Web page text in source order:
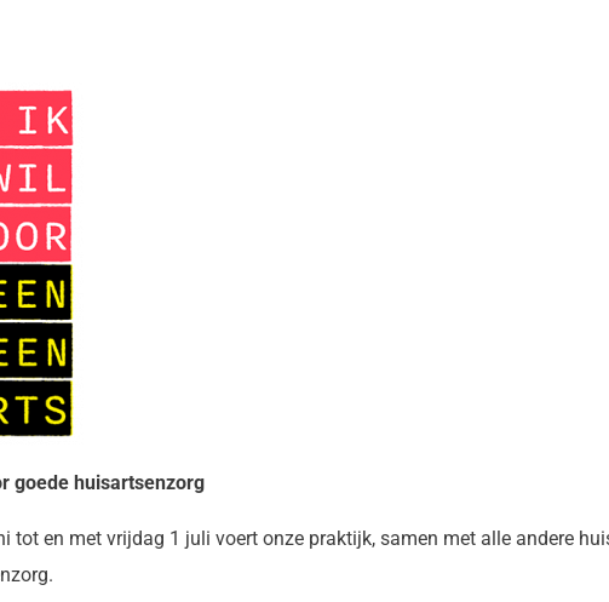
goede huisartsenzorg
tot en met vrijdag 1 juli voert onze praktijk, samen met alle andere